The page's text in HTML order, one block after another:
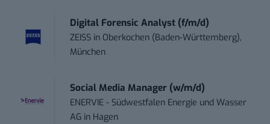
Digital Forensic Analyst (f/m/d)
ZEISS in Oberkochen (Baden-Württemberg),
München
Social Media Manager (w/m/d)
ENERVIE - Südwestfalen Energie und Wasser
AG in Hagen